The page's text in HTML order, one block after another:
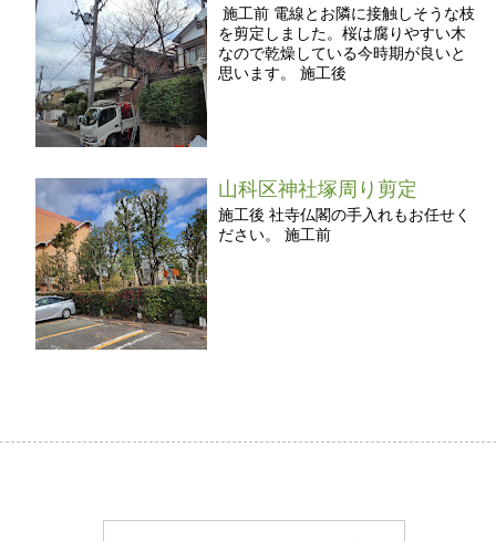
施工前 電線とお隣に接触しそうな枝
を剪定しました。桜は腐りやすい木
なので乾燥している今時期が良いと
思います。 施工後
山科区神社塚周り剪定
施工後 社寺仏閣の手入れもお任せく
ださい。 施工前